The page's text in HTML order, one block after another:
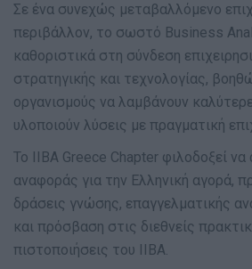
Σε ένα συνεχώς μεταβαλλόμενο
περιβάλλον, το σωστό Business
καθοριστικά στη σύνδεση
στρατηγικής και τεχνολογίας,
οργανισμούς να λαμβάνουν
υλοποιούν λύσεις με πραγματική
Το IIBA Greece Chapter φιλοδοξεί να
αναφοράς για την Ελληνική αγορά,
δράσεις γνώσης, επαγγελματικής
και πρόσβαση στις διεθνείς
πιστοποιήσεις του IIBA.